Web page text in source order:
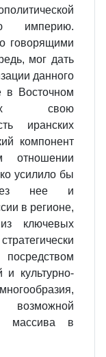
империю.
говорящими
мог дать
данного
в Восточном
свою
иранских
компонент
отношении
усилило бы
нее и
в регионе,
ключевых
и культурно-
массива в